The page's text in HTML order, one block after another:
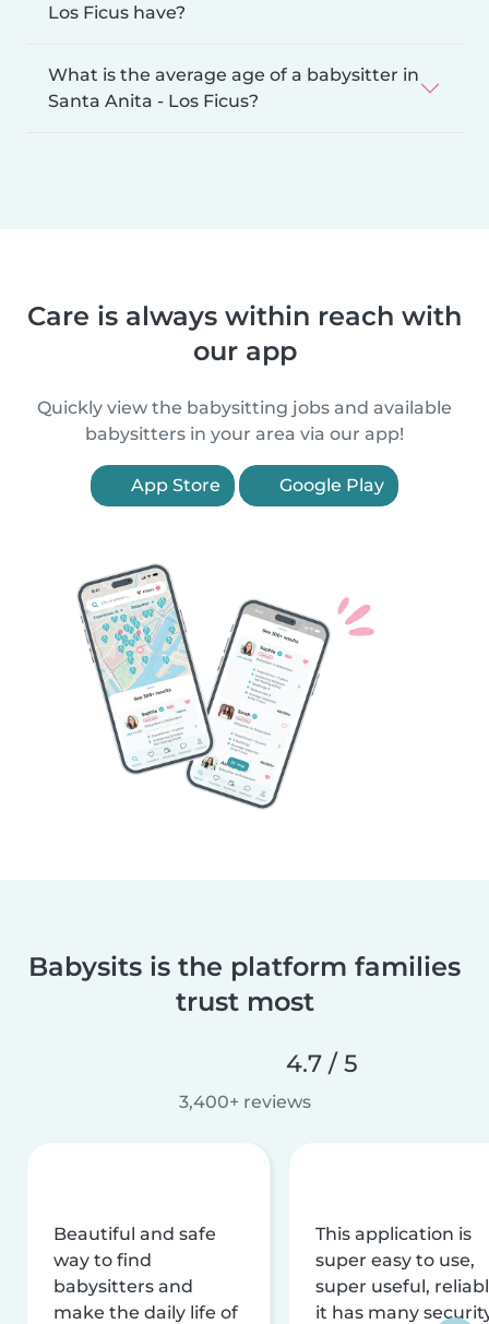
Los Ficus have?
What is the average age of a babysitter in
Santa Anita - Los Ficus?
Care is always within reach with
our app
Quickly view the babysitting jobs and available
babysitters in your area via our app!
App Store Google Play
Babysits is the platform families
trust most
4.7 / 5
3,400+ reviews
Beautiful and safe
way to find
babysitters and
make the daily life of
This application is
super easy to use,
super useful,
it has many